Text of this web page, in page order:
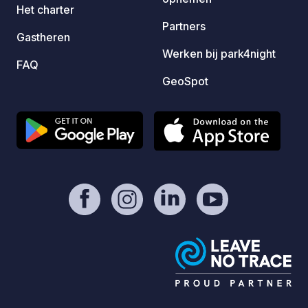
Het charter
Gastheren
FAQ
Partners
Werken bij park4night
GeoSpot